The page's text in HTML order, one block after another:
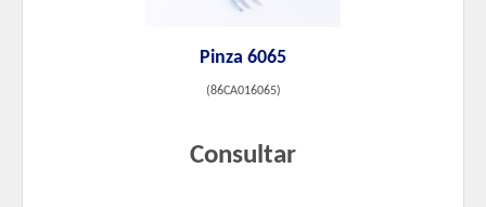
Pinza 6065
(86CA016065)
Consultar